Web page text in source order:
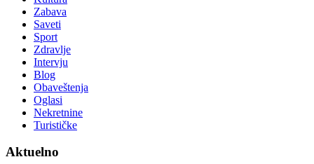
Zabava
Saveti
Sport
Zdravlje
Intervju
Blog
Obaveštenja
Oglasi
Nekretnine
Turističke
Aktuelno